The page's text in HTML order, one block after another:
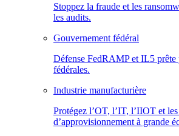
Stoppez la fraude et les
les audits.
Gouvernement fédéral
Défense FedRAMP et IL5 prête
fédérales.
Industrie manufacturière
Protégez l’OT, l’IT, l’IIOT et
d’approvisionnement à grande